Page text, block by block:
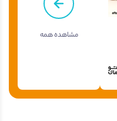
مشاهده همه